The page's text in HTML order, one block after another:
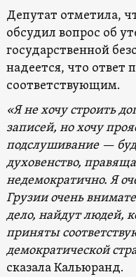
Депутат отметила,
обсудил вопрос об
государственной
надеется, что ответ
соответствующим.
«Я не хочу строить
записей, но хочу
подслушивание —
духовенство,
недемократично. Я
Грузии очень
дело, найдут людей,
приняты
демократической
сказала Кальюранд.